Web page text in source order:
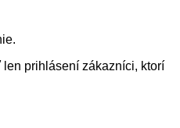
prihlásení zákazníci, ktorí